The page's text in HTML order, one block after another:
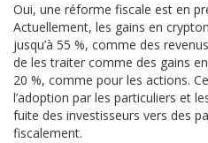
Oui, une réforme fiscale est en
Actuellement, les gains en
jusqu’à 55 %, comme des
de les traiter comme des gains
20 %, comme pour les actions.
l’adoption par les particuliers et
fuite des investisseurs vers des
fiscalement.